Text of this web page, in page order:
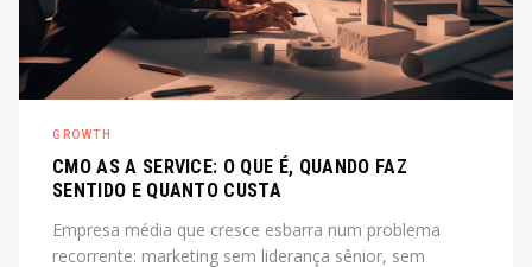
GROWTH
CMO AS A SERVICE: O QUE É, QUANDO FAZ
SENTIDO E QUANTO CUSTA
Empresa média que cresce esbarra num problema
recorrente: marketing sem liderança sênior, sem